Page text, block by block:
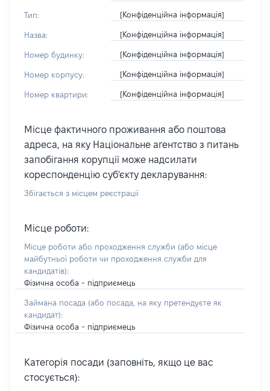
Тип: [Конфіденційна інформація]
Назва: [Конфіденційна інформація]
Номер будинку: [Конфіденційна інформація]
Номер корпусу: [Конфіденційна інформація]
Номер квартири: [Конфіденційна інформація]
Місце фактичного проживання або поштова
адреса, на яку Національне агентство з питань
запобігання корупції може надсилати
кореспонденцію суб'єкту декларування:
Збігається з місцем реєстрації
Місце роботи:
Місце роботи або проходження служби (або місце
майбутньої роботи чи проходження служби для
кандидатів):
Фізична особа - підприємець
Займана посада (або посада, на яку претендуєте як
кандидат):
Фізична особа - підприємець
Категорія посади (заповніть, якщо це вас
стосується):